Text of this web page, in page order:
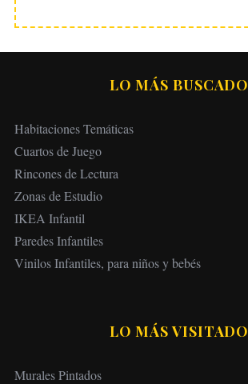
LO MÁS BUSCADO
Habitaciones Temáticas
Cuartos de Juego
Rincones de Lectura
Zonas de Estudio
IKEA Infantil
Paredes Infantiles
Vinilos Infantiles, para niños y bebés
LO MÁS VISITADO
Murales Pintados